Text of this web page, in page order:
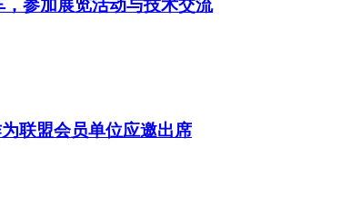
参加展览活动与技术交流
联盟会员单位应邀出席